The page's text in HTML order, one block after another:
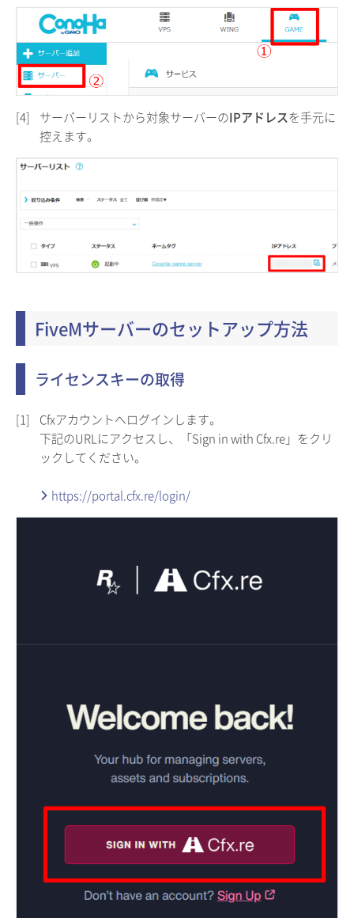
[4] サーバーリストから対象サーバーのIPアドレスを手元に
控えます。
FiveMサーバーのセットアップ方法
ライセンスキーの取得
[1]
Cfxアカウントへログインします。
下記のURLにアクセスし、「Sign in with Cfx.re」をクリ
ックしてください。
https://portal.cfx.re/login/